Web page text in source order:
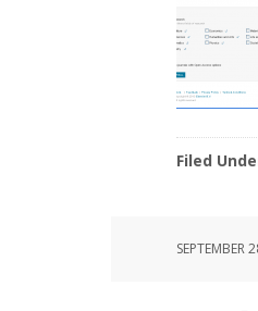
Filed
SEPTEMBER